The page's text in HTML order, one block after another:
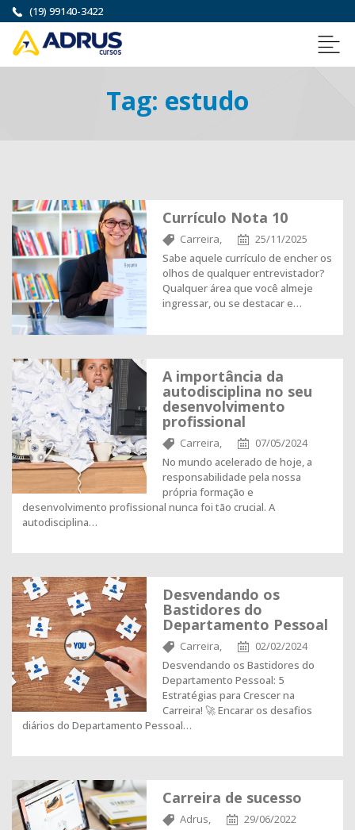
(19) 99140-3422
Tag: estudo
Currículo Nota 10
Carreira,
25/11/2025
Sabe aquele currículo de encher os
olhos de qualquer entrevistador?
Qualquer área que você almeje
ingressar, ou se destacar e…
A importância da
autodisciplina no seu
desenvolvimento
profissional
Carreira,
07/05/2024
No mundo acelerado de hoje, a
responsabilidade pela nossa
própria formação e
desenvolvimento profissional nunca foi tão crucial. A
autodisciplina…
Desvendando os
Bastidores do
Departamento Pessoal
Carreira,
02/02/2024
Desvendando os Bastidores do
Departamento Pessoal: 5
Estratégias para Crescer na
Carreira! 🚀 Encarar os desafios
diários do Departamento Pessoal…
Carreira de sucesso
Adrus,
29/06/2022